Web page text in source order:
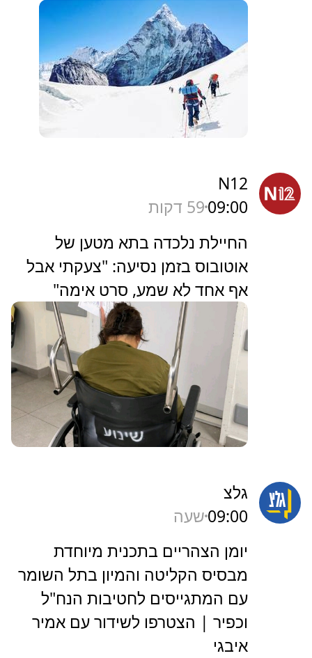
N12
09:0059 דקות
החיילת נלכדה בתא מטען של
אוטובוס בזמן נסיעה: "צעקתי אבל
אף אחד לא שמע, סרט אימה"
גלצ
09:00שעה
יומן הצהריים בתכנית מיוחדת
מבסיס הקליטה והמיון בתל השומר
עם המתגייסים לחטיבות הנח"ל
וכפיר | הצטרפו לשידור עם אמיר
איבגי